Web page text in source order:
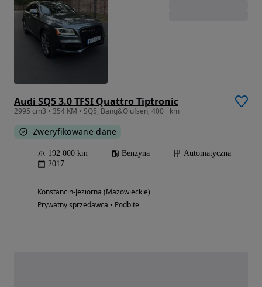
Audi SQ5 3.0 TFSI Quattro Tiptronic
2995 cm3 • 354 KM • SQ5, Bang&Olufsen, 400+ km
Zweryfikowane dane
192 000 km Benzyna
Automatyczna
2017
Konstancin-Jeziorna (Mazowieckie)
Prywatny sprzedawca • Podbite